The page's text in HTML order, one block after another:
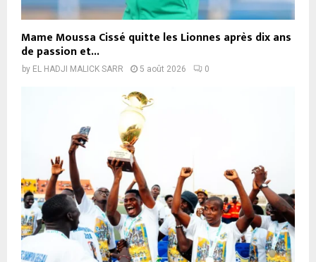
Mame Moussa Cissé quitte les Lionnes après dix ans
de passion et...
by EL HADJI MALICK SARR 5 août 2026 0